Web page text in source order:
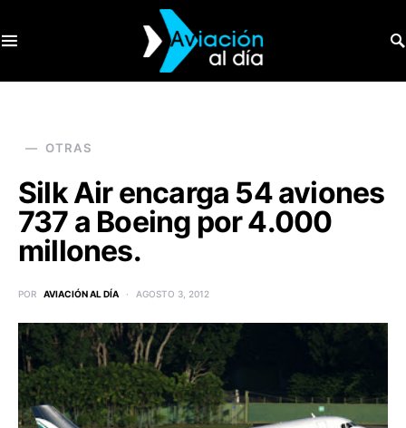
OTRAS
Silk Air encarga 54 aviones
737 a Boeing por 4.000
millones.
POR AVIACIÓN AL DÍA AGOSTO 3, 2012